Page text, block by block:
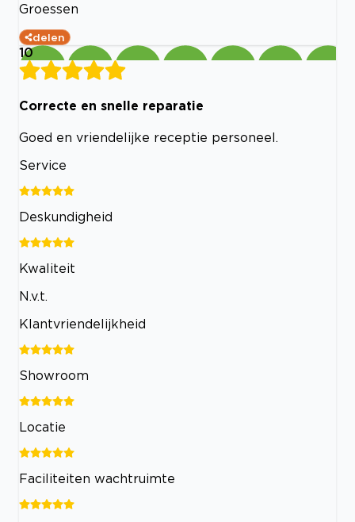
Groessen
delen
10
Correcte en snelle reparatie
Goed en vriendelijke receptie personeel.
Service
Deskundigheid
Kwaliteit
N.v.t.
Klantvriendelijkheid
Showroom
Locatie
Faciliteiten wachtruimte